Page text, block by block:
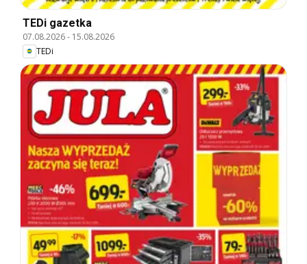
TEDi gazetka
07.08.2026- 15.08.2026
TEDi